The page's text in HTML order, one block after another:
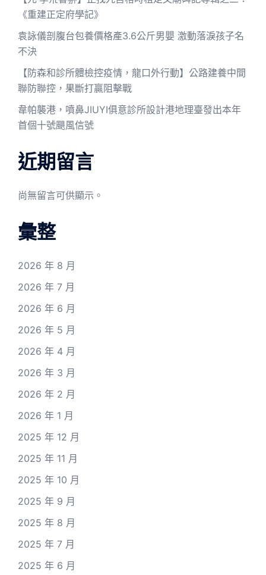
《重建正定府學記》
袁詠儀剖腹台包養價格產3.6公斤男嬰 激動落淚孩子名
不決
【防森和診所體檢控疫情，龍口外行動】公路建養中間
聯防聯控，果斷打贏阻擊戰
韋帕襲港，噴鼻JIUYI俱意診所設計港地理臺發出本年
首個十號颶風信號
近期留言
尚無留言可供顯示。
彙整
2026 年 8 月
2026 年 7 月
2026 年 6 月
2026 年 5 月
2026 年 4 月
2026 年 3 月
2026 年 2 月
2026 年 1 月
2025 年 12 月
2025 年 11 月
2025 年 10 月
2025 年 9 月
2025 年 8 月
2025 年 7 月
2025 年 6 月